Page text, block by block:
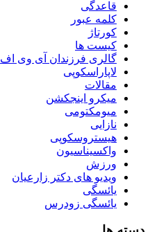
قاعدگی
کلمه عبور
کورتاژ
کیست ها
گالری فرزندان آی وی اف
لاپاراسکوپی
مقالات
میکرو اینجکشن
میومکتومی
نازایی
هیستروسکوپی
واکسیناسیون
ورزش
ویدیو های دکتر زارعیان
یائسگی
یائسگی زودرس